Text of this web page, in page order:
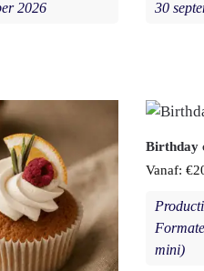
2026
30
Birthday
Vanaf: €
mini)